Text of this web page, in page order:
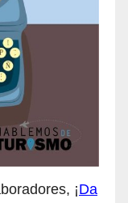
¡Da